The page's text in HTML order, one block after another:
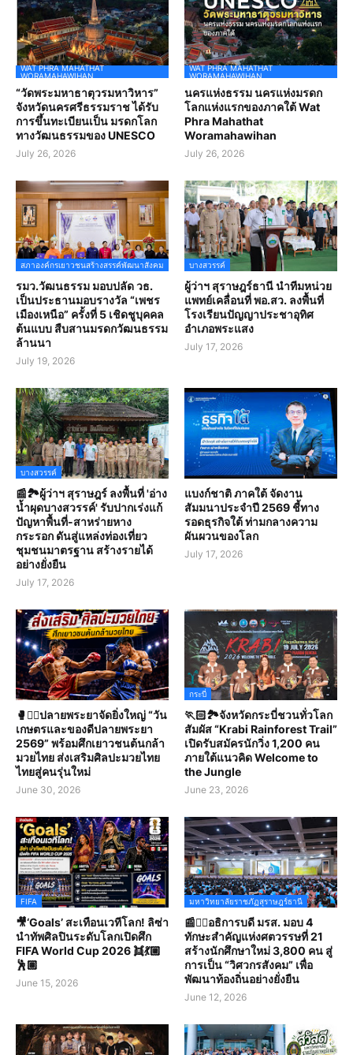
WAT PHRA MAHATHAT
WORAMAHAWIHAN
“วัดพระมหาธาตุวรมหาวิหาร”
จังหวัดนครศรีธรรมราช ได้รับ
การขึ้นทะเบียนเป็น มรดกโลก
ทางวัฒนธรรมของ UNESCO
July 26, 2026
WAT PHRA MAHATHAT
WORAMAHAWIHAN
นครแห่งธรรม นครแห่งมรดก
โลกแห่งแรกของภาคใต้ Wat
Phra Mahathat
Woramahawihan
July 26, 2026
สภาองค์กรเยาวชนสร้างสรรค์พัฒนาสังคม
รมว.วัฒนธรรม มอบปลัด วธ.
เป็นประธานมอบรางวัล “เพชร
เมืองเหนือ” ครั้งที่ 5 เชิดชูบุคคล
ต้นแบบ สืบสานมรดกวัฒนธรรม
ล้านนา
July 19, 2026
บางสวรรค์
ผู้ว่าฯ สุราษฎร์ธานี นำทีมหน่วย
แพทย์เคลื่อนที่ พอ.สว. ลงพื้นที่
โรงเรียนปัญญาประชาอุทิศ
อำเภอพระแสง
July 17, 2026
บางสวรรค์
📰🏞️ผู้ว่าฯ สุราษฎร์ ลงพื้นที่ 'อ่าง
น้ำผุดบางสวรรค์' รับปากเร่งแก้
ปัญหาพื้นที่-สาหร่ายหาง
กระรอก ดันสู่แหล่งท่องเที่ยว
ชุมชนมาตรฐาน สร้างรายได้
อย่างยั่งยืน
July 17, 2026
แบงก์ชาติ ภาคใต้ จัดงาน
สัมมนาประจำปี 2569 ชี้ทาง
รอดธุรกิจใต้ ท่ามกลางความ
ผันผวนของโลก
July 17, 2026
🥊🤼‍♀️ปลายพระยาจัดยิ่งใหญ่ “วัน
เกษตรและของดีปลายพระยา
2569” พร้อมศึกเยาวชนต้นกล้า
มวยไทย ส่งเสริมศิลปะมวยไทย
ไทยสู่คนรุ่นใหม่
June 30, 2026
กระบี่
🏃🏻🏞️จังหวัดกระบี่ชวนทั่วโลก
สัมผัส “Krabi Rainforest Trail”
เปิดรับสมัครนักวิ่ง 1,200 คน
ภายใต้แนวคิด Welcome to
the Jungle
June 23, 2026
FIFA
🎥‘Goals’ สะเทือนเวทีโลก! ลิซ่า
นำทัพศิลปินระดับโลกเปิดศึก
FIFA World Cup 2026 👯💃🏼
🕺🏽
June 15, 2026
มหาวิทยาลัยราชภัฏสุราษฎร์ธานี
📰✍🏻อธิการบดี มรส. มอบ 4
ทักษะสำคัญแห่งศตวรรษที่ 21
สร้างนักศึกษาใหม่ 3,800 คน สู่
การเป็น “วิศวกรสังคม” เพื่อ
พัฒนาท้องถิ่นอย่างยั่งยืน
June 12, 2026